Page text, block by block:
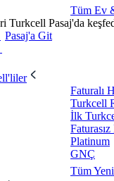
Tüm Ev
Turkcell Pasaj'da
Pasaj'a Git
Faturalı
Turkcell
İlk
Platinum
GNÇ
Tüm